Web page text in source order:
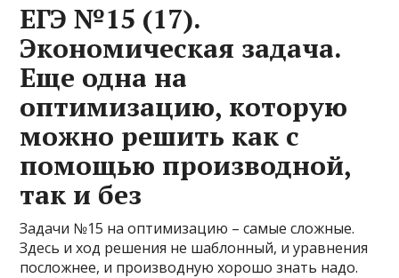
ЕГЭ №15 (17).
Экономическая задача.
Еще одна на
оптимизацию, которую
можно решить как с
помощью производной,
так и без
Задачи №15 на оптимизацию – самые сложные.
Здесь и ход решения не шаблонный, и уравнения
посложнее, и производную хорошо знать надо.